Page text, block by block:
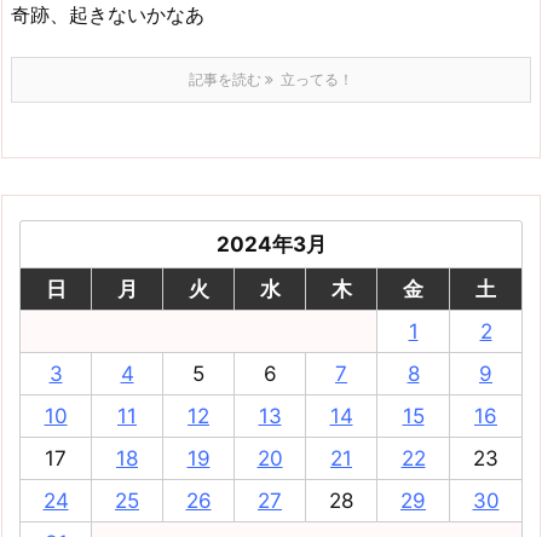
奇跡、起きないかなあ
記事を読む 立ってる！
2024年3月
日
月 火 水 木 金
土
1
2
3
4 5 6 7 8
9
10
11 12 13 14 15
16
17
18 19 20 21 22
23
24
25 26 27 28 29
30